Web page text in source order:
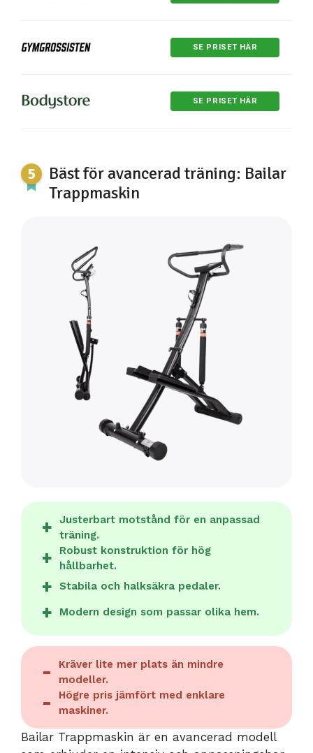
SE PRISET HÄR
SE PRISET HÄR
Bäst för avancerad träning: Bailar
Trappmaskin
Justerbart motstånd för en anpassad
träning.
Robust konstruktion för hög
hållbarhet.
Stabila och halksäkra pedaler.
Modern design som passar olika hem.
Kräver lite mer plats än mindre
modeller.
Högre pris jämfört med enklare
maskiner.
Bailar Trappmaskin är en avancerad modell